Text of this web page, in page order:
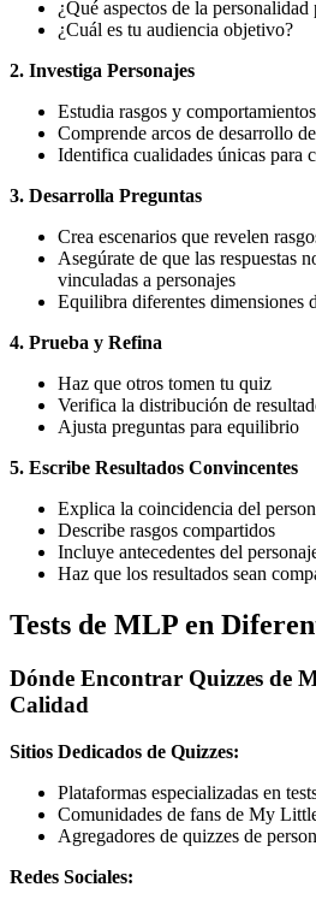
¿Qué aspectos de la personalidad
¿Cuál es tu audiencia objetivo?
2. Investiga Personajes
Estudia rasgos y
Comprende arcos de desarrollo
Identifica cualidades únicas para
3. Desarrolla Preguntas
Crea escenarios que revelen
Asegúrate de que las respuestas
vinculadas a personajes
Equilibra diferentes dimensiones
4. Prueba y Refina
Haz que otros tomen tu quiz
Verifica la distribución de
Ajusta preguntas para equilibrio
5. Escribe Resultados Convincentes
Explica la coincidencia del
Describe rasgos compartidos
Incluye antecedentes del
Haz que los resultados sean
Tests de MLP en
Dónde Encontrar Quizzes de
Calidad
Sitios Dedicados de Quizzes:
Plataformas especializadas en
Comunidades de fans de My
Agregadores de quizzes de
Redes Sociales: